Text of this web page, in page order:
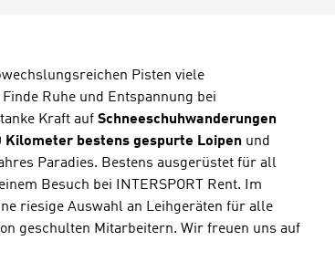
Pisten viele
Ruhe und Entspannung bei
Kraft auf Schneeschuhwanderungen
Kilometer bestens gespurte Loipen und
Paradies. Bestens ausgerüstet für all
Besuch bei INTERSPORT Rent. Im
riesige Auswahl an Leihgeräten für alle
geschulten Mitarbeitern. Wir freuen uns auf